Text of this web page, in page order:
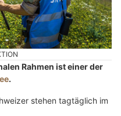
Rahmen ist einer der
.
stehen tagtäglich im